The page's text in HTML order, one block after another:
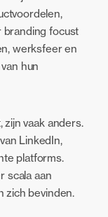
branding focust
werksfeer en
hun
vaak anders.
LinkedIn,
platforms.
scala aan
zich bevinden.